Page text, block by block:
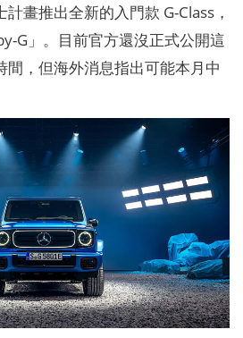
畫推出全新的入門款 G-Class，
G」。目前官方還沒正式公開這
間，但海外消息指出可能本月中